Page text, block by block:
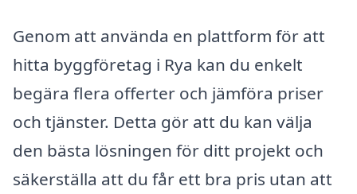
Genom att använda en plattform för att
hitta byggföretag i Rya kan du enkelt
begära flera offerter och jämföra priser
och tjänster. Detta gör att du kan välja
den bästa lösningen för ditt projekt och
säkerställa att du får ett bra pris utan att